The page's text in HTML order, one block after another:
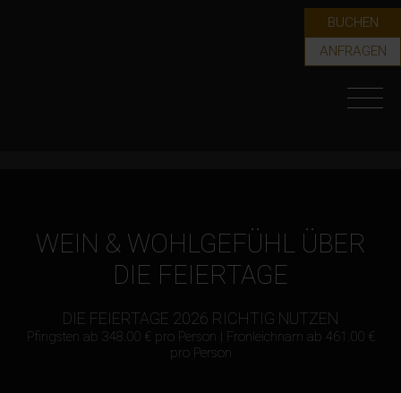
BUCHEN
ANFRAGEN
WEIN & WOHLGEFÜHL ÜBER
DIE FEIERTAGE
DIE FEIERTAGE 2026 RICHTIG NUTZEN
Pfingsten ab 348.00 € pro Person | Fronleichnam ab 461.00 €
pro Person